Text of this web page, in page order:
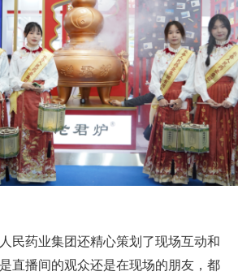
民药业集团还精心策划了现场互动和
直播间的观众还是在现场的朋友，都